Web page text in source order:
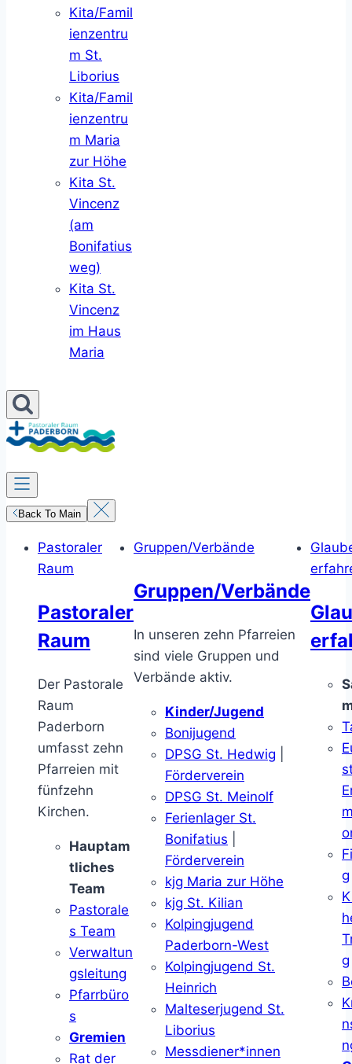
Kita/Famil
ienzentru
m St.
Liborius
Kita/Famil
ienzentru
m Maria
zur Höhe
Kita St.
Vincenz
(am
Bonifatius
weg)
Kita St.
Vincenz
im Haus
Maria
Back To Main
Pastoraler
Raum
Pastoraler
Raum
Der Pastorale
Raum
Paderborn
umfasst zehn
Pfarreien mit
fünfzehn
Kirchen.
Hauptam
tliches
Team
Pastorale
s Team
Verwaltun
gsleitung
Pfarrbüro
s
Gremien
Rat der
Gruppen/Verbände
Gruppen/Verbände
In unseren zehn Pfarreien
sind viele Gruppen und
Verbände aktiv.
Kinder/Jugend
Bonijugend
DPSG St. Hedwig
Förderverein
DPSG St. Meinolf
Ferienlager St.
Bonifatius
Förderverein
kjg Maria zur Höhe
kjg St. Kilian
Kolpingjugend
Paderborn-West
Kolpingjugend St.
Heinrich
Malteserjugend St.
Liborius
Messdiener*innen
g
g